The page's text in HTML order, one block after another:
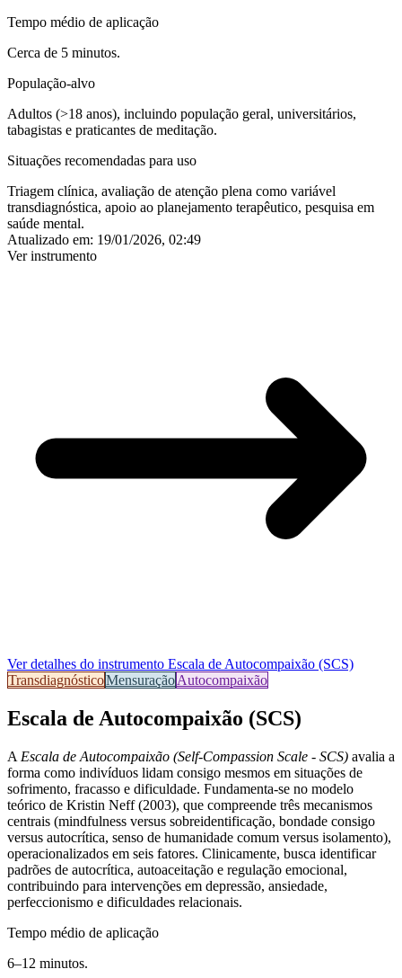
Tempo médio de aplicação
Cerca de 5 minutos.
População-alvo
Adultos (>18 anos), incluindo população geral, universitários,
tabagistas e praticantes de meditação.
Situações recomendadas para uso
Triagem clínica, avaliação de atenção plena como variável
transdiagnóstica, apoio ao planejamento terapêutico, pesquisa em
saúde mental.
Atualizado em: 19/01/2026, 02:49
Ver instrumento
Ver detalhes do instrumento Escala de Autocompaixão (SCS)
TransdiagnósticoMensuraçãoAutocompaixão
Escala de Autocompaixão (SCS)
A Escala de Autocompaixão (Self-Compassion Scale - SCS) avalia a
forma como indivíduos lidam consigo mesmos em situações de
sofrimento, fracasso e dificuldade. Fundamenta-se no modelo
teórico de Kristin Neff (2003), que compreende três mecanismos
centrais (mindfulness versus sobreidentificação, bondade consigo
versus autocrítica, senso de humanidade comum versus isolamento),
operacionalizados em seis fatores. Clinicamente, busca identificar
padrões de autocrítica, autoaceitação e regulação emocional,
contribuindo para intervenções em depressão, ansiedade,
perfeccionismo e dificuldades relacionais.
Tempo médio de aplicação
6–12 minutos.